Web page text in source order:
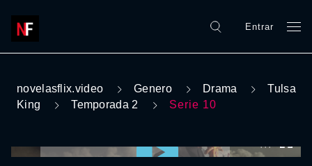
Entrar
novelasflix.video Genero Drama
Tulsa
King
Temporada 2 Serie 10